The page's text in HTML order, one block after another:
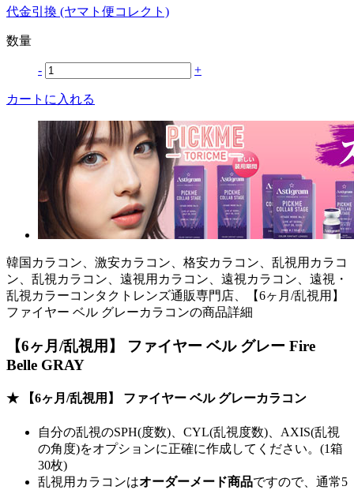
代金引換 (ヤマト便コレクト)
数量
- +
カートに入れる
韓国カラコン、激安カラコン、格安カラコン、乱視用カラコ
ン、乱視カラコン、遠視用カラコン、遠視カラコン、遠視・
乱視カラーコンタクトレンズ通販専門店、【6ヶ月/乱視用】
ファイヤー ベル グレーカラコンの商品詳細
【6ヶ月/乱視用】 ファイヤー ベル グレー Fire
Belle GRAY
★ 【6ヶ月/乱視用】 ファイヤー ベル グレーカラコン
自分の乱視のSPH(度数)、CYL(乱視度数)、AXIS(乱視
の角度)をオプションに正確に作成してください。(1箱
30枚)
乱視用カラコンはオーダーメード商品ですので、 通常5